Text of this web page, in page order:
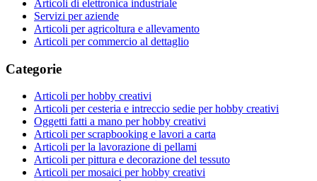
Articoli di elettronica industriale
Servizi per aziende
Articoli per agricoltura e allevamento
Articoli per commercio al dettaglio
Categorie
Articoli per hobby creativi
Articoli per cesteria e intreccio sedie per hobby creativi
Oggetti fatti a mano per hobby creativi
Articoli per scrapbooking e lavori a carta
Articoli per la lavorazione di pellami
Articoli per pittura e decorazione del tessuto
Articoli per mosaici per hobby creativi